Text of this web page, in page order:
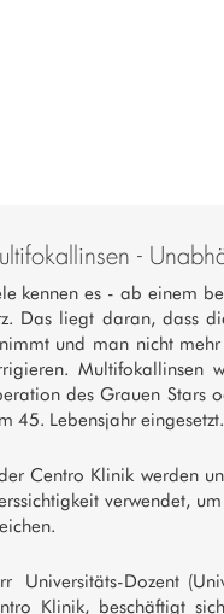
-
kennen es - ab einem
Das liegt daran, dass
und man nicht
Multifokallinsen
des Grauen Stars
45. Lebensjahr eingesetzt.
Centro Klinik werden
verwendet,
Universitäts-Dozent
Klinik, beschäftigt